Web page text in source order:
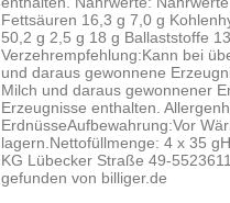
Fettsäuren 16,3 g 7,0 g
50,2 g 2,5 g 18 g Ballaststoffe
Verzehrempfehlung:Kann bei
und daraus gewonnene
Milch und daraus gewonnener
Erzeugnisse enthalten.
ErdnüsseAufbewahrung:Vor
lagern.Nettofüllmenge: 4 x 35
KG Lübecker Straße 49-
gefunden von billiger.de